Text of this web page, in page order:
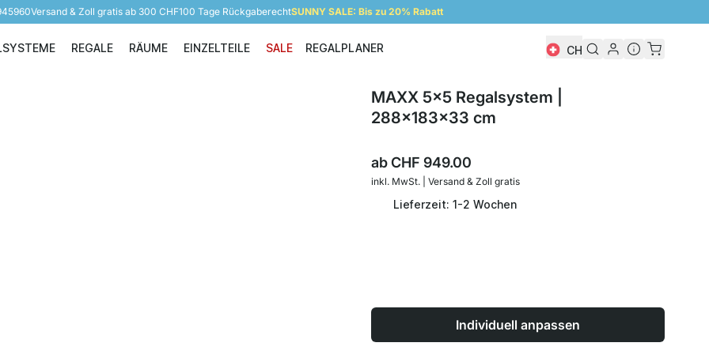
Versand & Zoll gratis ab 300 CHF100 Tage RückgaberechtSUNNY SALE: Bis zu 20% Rabatt
Regalsysteme
REGALE
Regale
RÄUME
Räume
EINZELTEILE
Einzelteile
SALE REGALPLANER CH
MAXX 5x5 Regalsystem |
288x183x33 cm
abCHF 949.00
inkl. MwSt. | Versand & Zoll gratis
Lieferzeit: 1-2 Wochen
Individuell anpassen